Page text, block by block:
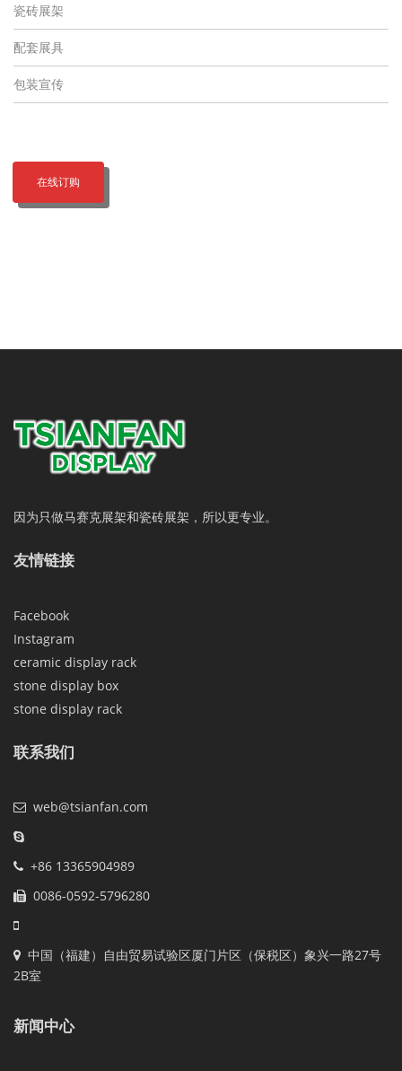
瓷砖展架
配套展具
包装宣传
在线订购
因为只做马赛克展架和瓷砖展架，所以更专业。
友情链接
Facebook
Instagram
ceramic display rack
stone display box
stone display rack
联系我们
web@tsianfan.com
+86 13365904989
0086-0592-5796280
中国（福建）自由贸易试验区厦门片区（保税区）象兴一路27号
2B室
新闻中心